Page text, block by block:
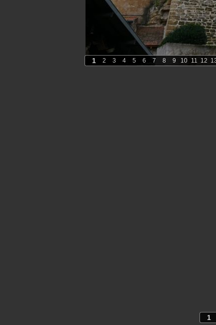
1
1 2 3 4 5 6 7 8 9 10 11 12